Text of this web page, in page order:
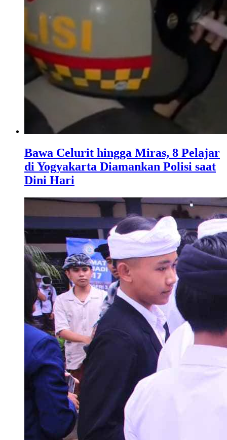
Bawa Celurit hingga Miras, 8 Pelajar
di Yogyakarta Diamankan Polisi saat
Dini Hari